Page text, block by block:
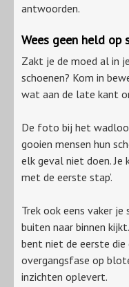
antwoorden.
Wees geen held op
Zakt je de moed al in
schoenen? Kom in
wat aan de late kant
De foto bij het
gooien mensen hun
elk geval niet doen. Je
met de eerste stap’.
Trek ook eens vaker
buiten naar binnen
bent niet de eerste
overgangsfase op
inzichten oplevert.